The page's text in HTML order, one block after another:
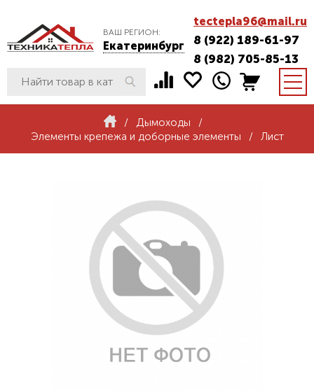
ВАШ РЕГИОН:
Екатеринбург
tectepla96@mail.ru
8 (922) 189-61-97
8 (982) 705-85-13
/ Дымоходы
/
Элементы крепежа и доборные элементы
/ Лист